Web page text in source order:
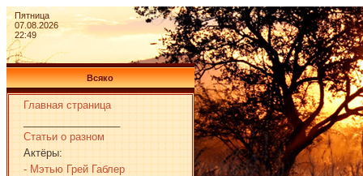
Пятница
07.08.2026
22:49
Всяко
Главная страница
Статьи о разном
Актёры:
- Мэтью Грей Габлер